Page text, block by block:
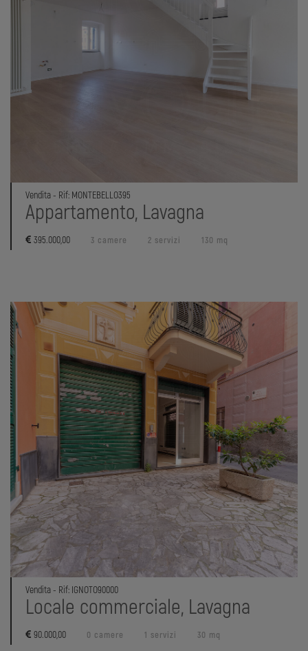
Vendita - Rif: MONTEBELLO395
Appartamento, Lavagna
395.000,00 3 camere 2 servizi 130 mq
Vendita - Rif: IGNOTO90000
Locale commerciale, Lavagna
90.000,00 0 camere 1 servizi 30 mq